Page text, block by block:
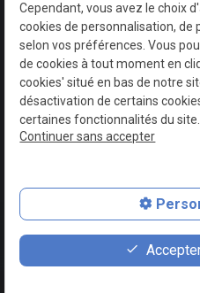
Politique de
confidentialité
Gestion
des
cookies
Plan du
site
contact_page
Contact
Cependant, vous avez le choix
cookies de personnalisation,
selon vos préférences. Vous
de cookies à tout moment en
cookies' situé en bas de notre
désactivation de certains
certaines fonctionnalités du site.
Continuer sans accepter